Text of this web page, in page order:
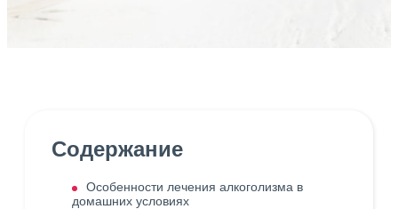
Содержание
Особенности лечения алкоголизма в
домашних условиях